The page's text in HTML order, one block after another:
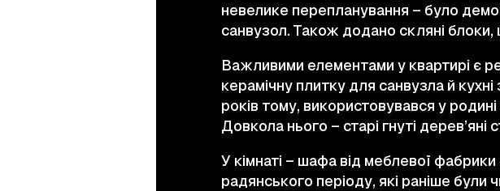
невелике перепланування – було
санвузол. Також додано скляні
Важливими елементами у квартирі є
керамічну плитку для санвузла й
років тому, використовувався у
Довкола нього – старі гнуті дерев’яні
У кімнаті – шафа від меблевої
радянського періоду, які раніше